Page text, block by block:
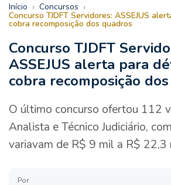
Início › Concursos ›
Concurso TJDFT Servidores: ASSEJUS
cobra recomposição dos quadros
Concurso TJDFT
ASSEJUS alerta para
cobra recomposição
O último concurso ofertou 112
Analista e Técnico Judiciário,
variavam de R$ 9 mil a R$ 22,3
Por